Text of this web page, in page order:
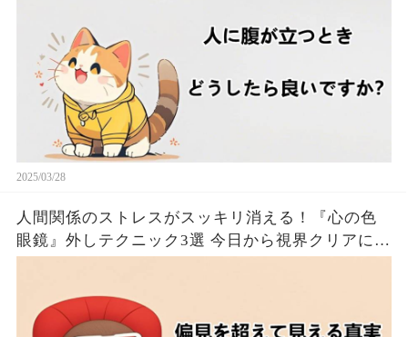
2025/03/28
人間関係のストレスがスッキリ消える！『心の色
眼鏡』外しテクニック3選 今日から視界クリアにな